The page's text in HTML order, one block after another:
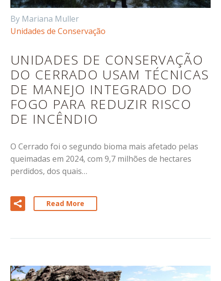
By Mariana Muller
Unidades de Conservação
UNIDADES DE CONSERVAÇÃO
DO CERRADO USAM TÉCNICAS
DE MANEJO INTEGRADO DO
FOGO PARA REDUZIR RISCO
DE INCÊNDIO
O Cerrado foi o segundo bioma mais afetado pelas
queimadas em 2024, com 9,7 milhões de hectares
perdidos, dos quais…
Read More